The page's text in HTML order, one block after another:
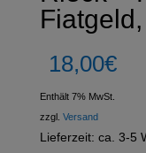
18,00€
Enthält 7% MwSt.
zzgl. Versand
Lieferzeit: ca. 3-5